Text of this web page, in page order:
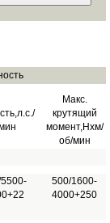
Макс.
крутящий
момент,Нхм/
об/мин
500/1600-
4000+250